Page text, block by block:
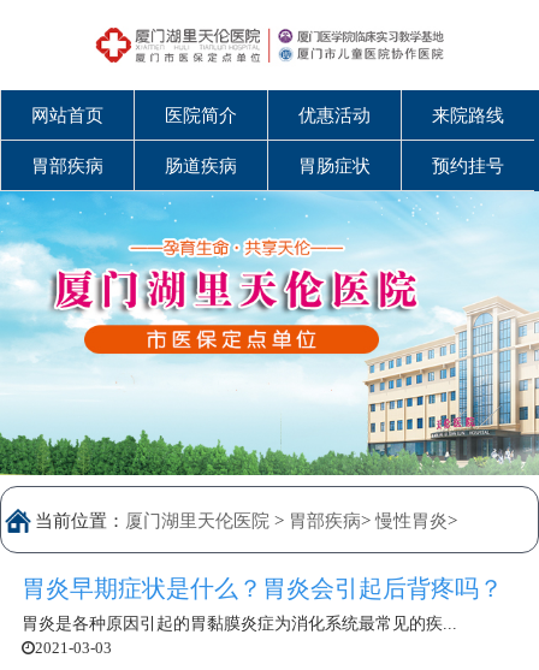
网站首页 医院简介 优惠活动 来院路线
胃部疾病 肠道疾病 胃肠症状 预约挂号
当前位置： 厦门湖里天伦医院 > 胃部疾病>慢性胃炎>
胃炎早期症状是什么？胃炎会引起后背疼吗？
胃炎是各种原因引起的胃黏膜炎症为消化系统最常见的疾...
2021-03-03